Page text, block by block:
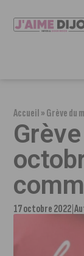
Accueil»Grève du
17 octobre 2022